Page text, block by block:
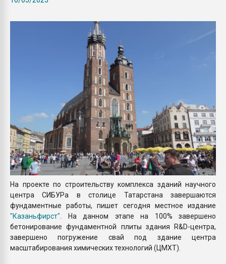
На проекте по строительству комплекса зданий научного
центра СИБУРа в столице Татарстана завершаются
фундаментные работы, пишет сегодня местное издание
"Казаньфирст" . На данном этапе на 100% завершено
бетонирование фундаментной плиты здания R&D-центра,
завершено погружение свай под здание центра
масштабирования химических технологий (ЦМХТ).